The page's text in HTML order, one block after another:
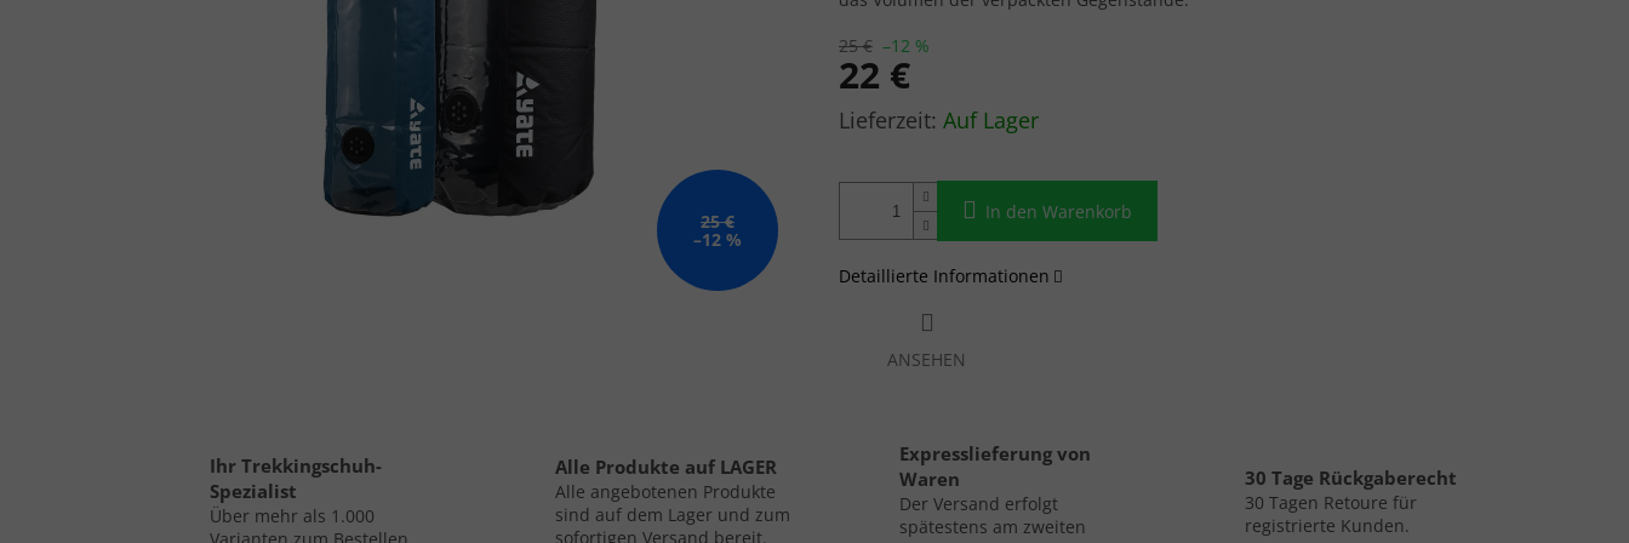
25 €
–12 %
25 € –12 %
22 €
Verkaufspreis:Auf Lager
In den Warenkorb
Detaillierte Informationen
ANSEHEN
Ihr Trekkingschuh-
Spezialist
Über mehr als 1.000
Varianten zum Bestellen
Alle Produkte auf LAGER
Alle angebotenen Produkte
sind auf dem Lager und zum
sofortigen Versand bereit.
Expresslieferung von
Waren
Der Versand erfolgt
spätestens am zweiten
30 Tage Rückgaberecht
30 Tagen Retoure für
registrierte Kunden.